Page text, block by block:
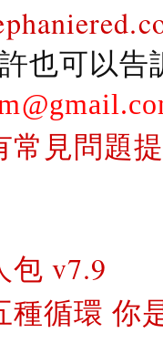
也可以
常見問題
包 v7.9
種循環 你